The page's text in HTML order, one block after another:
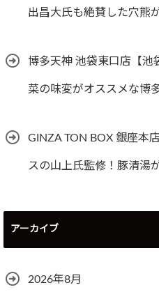
出昌大氏も絶賛した穴熊
博多天神 池袋東口店【池
菜の味変がオススメな博
GINZA TON BOX 銀座本
スの山上氏監修！豚清湯
アーカイブ
2026年8月